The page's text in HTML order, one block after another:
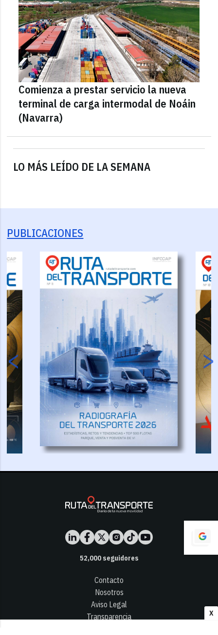
X
LO MÁS LEÍDO DE LA SEMANA
Comienza a prestar servicio la nueva
terminal de carga intermodal de Noáin
(Navarra)
PUBLICACIONES
52,000seguidores
Contacto
Nosotros
Aviso Legal
Transparencia